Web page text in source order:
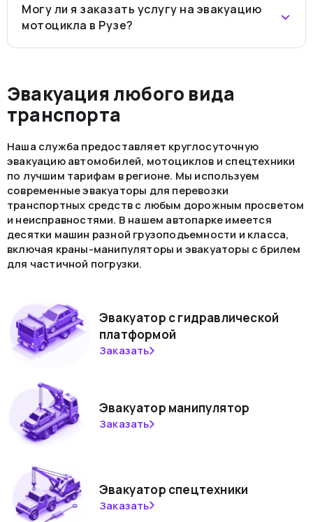
Могу ли я заказать услугу на эвакуацию
мотоцикла в Рузе?
Эвакуация любого вида
транспорта
Наша служба предоставляет круглосуточную
эвакуацию автомобилей, мотоциклов и спецтехники
по лучшим тарифам в регионе. Мы используем
современные эвакуаторы для перевозки
транспортных средств с любым дорожным просветом
и неисправностями. В нашем автопарке имеется
десятки машин разной грузоподъемности и класса,
включая краны-манипуляторы и эвакуаторы с брилем
для частичной погрузки.
Эвакуатор с гидравлической
платформой
Заказать
Эвакуатор манипулятор
Заказать
Эвакуатор спецтехники
Заказать